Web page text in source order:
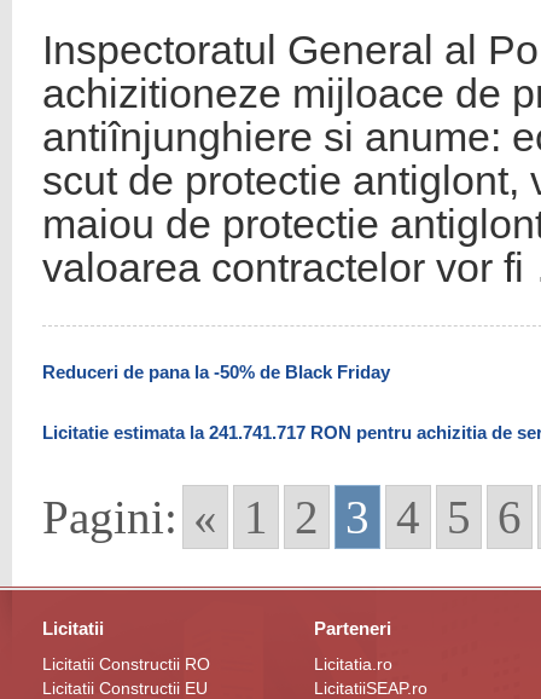
Inspectoratul General al
achizitioneze mijloace de
antiînjunghiere si anume:
scut de protectie antiglont,
maiou de protectie
valoarea contractelor vor
Reduceri de pana la -50% de Black Friday
Licitatie estimata la 241.741.717 RON pentru achizitia de
Pagini: « 1 2 3 4 5 6
Licitatii
Licitatii Constructii RO
Licitatii Constructii EU
Parteneri
Licitatia.ro
LicitatiiSEAP.ro